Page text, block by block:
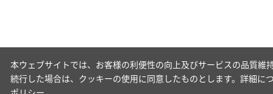
本ウェブサイトでは、お客様の利便性の向上及びサービスの品質
続行した場合は、クッキーの使用に同意したものとします。詳細